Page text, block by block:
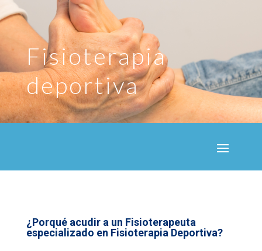
Fisioterapia
deportiva
¿Porqué acudir a un Fisioterapeuta
especializado en Fisioterapia Deportiva?